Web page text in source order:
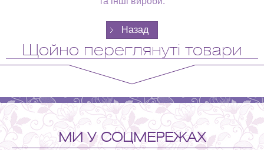
Щойно переглянуті товари
МИ У СОЦМЕРЕЖАХ